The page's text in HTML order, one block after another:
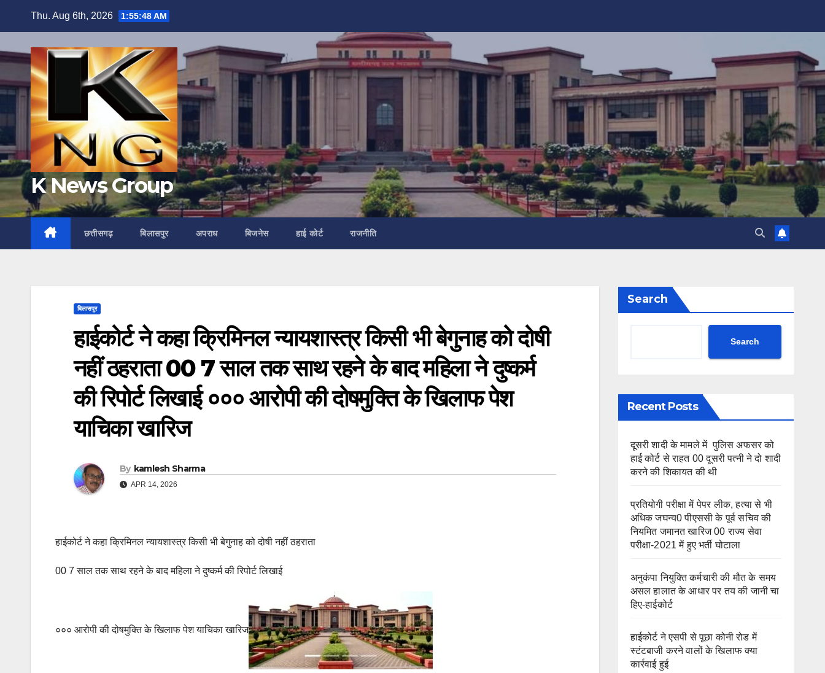
content
Thu. Aug 6th, 2026 1:55:49 AM
K News Group
छत्तीसगढ़ बिलासपुर अपराध बिजनेस हाई कोर्ट राजनीति
बिलासपुर
हाईकोर्ट ने कहा क्रिमिनल न्यायशास्त्र किसी भी बेगुनाह को दोषी
नहीं ठहराता 00 7 साल तक साथ रहने के बाद महिला ने दुष्कर्म
की रिपोर्ट लिखाई ००० आरोपी की दोषमुक्ति के खिलाफ पेश
याचिका खारिज
By kamlesh Sharma
APR 14, 2026
हाईकोर्ट ने कहा क्रिमिनल न्यायशास्त्र किसी भी बेगुनाह को दोषी नहीं ठहराता
00 7 साल तक साथ रहने के बाद महिला ने दुष्कर्म की रिपोर्ट लिखाई
००० आरोपी की दोषमुक्ति के खिलाफ पेश याचिका खारिज
Search
Search
Recent Posts
दूसरी शादी के मामले में पुलिस अफसर को
हाई कोर्ट से राहत 00 दूसरी पत्नी ने दो शादी
करने की शिकायत की थी
प्रतियोगी परीक्षा में पेपर लीक, हत्या से भी
अधिक जघन्य0 पीएससी के पूर्व सचिव की
नियमित जमानत खारिज 00 राज्य सेवा
परीक्षा-2021 में हुए भर्ती घोटाला
अनुकंपा नियुक्ति कर्मचारी की मौत के समय
असल हालात के आधार पर तय की जानी चा
हिए-हाईकोर्ट
हाईकोर्ट ने एसपी से पूछा कोनी रोड में
स्टंटबाजी करने वालों के खिलाफ क्या
कार्रवाई हुई